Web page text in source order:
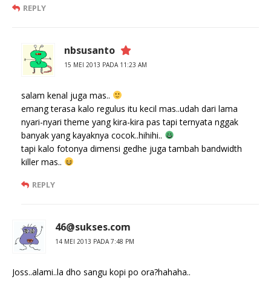
REPLY
nbsusanto
15 MEI 2013 PADA 11:23 AM
salam kenal juga mas..
emang terasa kalo regulus itu kecil mas..udah dari lama
nyari-nyari theme yang kira-kira pas tapi ternyata nggak
banyak yang kayaknya cocok..hihihi..
tapi kalo fotonya dimensi gedhe juga tambah bandwidth
killer mas..
REPLY
46@sukses.com
14 MEI 2013 PADA 7:48 PM
Joss..alami..la dho sangu kopi po ora?hahaha..